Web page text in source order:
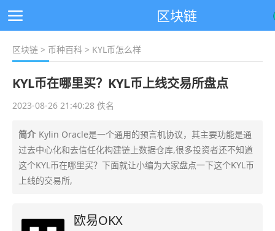
区块链
区块链 > 币种百科 > KYL币怎么样
KYL币在哪里买？KYL币上线交易所盘点
2023-08-26 21:40:28 佚名
简介 Kylin Oracle是一个通用的预言机协议，其主要功能是通
过去中心化和去信任化构建链上数据仓库,很多投资者还不知道
这个KYL币在哪里买？下面就让小编为大家盘点一下这个KYL币
上线的交易所,
欧易OKX